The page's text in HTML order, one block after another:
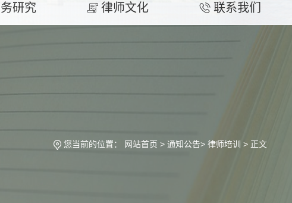
研究 律师文化 联系我们
您当前的位置： 网站首页 > 通知公告> 律师培训 > 正文